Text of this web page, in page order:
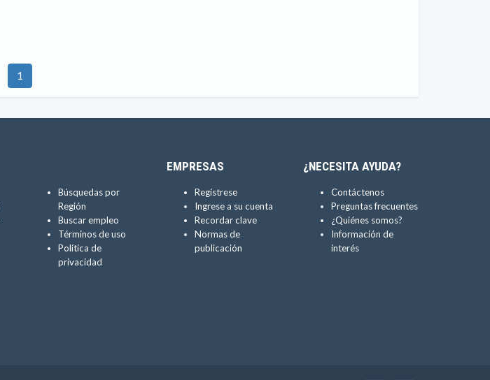
1
Búsquedas por
Región
Buscar empleo
Términos de uso
Política de
privacidad
EMPRESAS
Regístrese
Ingrese a su cuenta
Recordar clave
Normas de
publicación
¿NECESITA AYUDA?
Contáctenos
Preguntas frecuentes
¿Quiénes somos?
Información de
interés